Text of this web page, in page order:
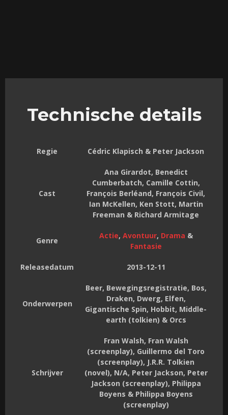
Technische details
Regie Cédric Klapisch & Peter Jackson
Cast
Ana Girardot, Benedict
Cumberbatch, Camille Cottin,
François Berléand, François Civil,
Ian McKellen, Ken Stott, Martin
Freeman & Richard Armitage
Genre
Actie, Avontuur, Drama &
Fantasie
Releasedatum 2013-12-11
Onderwerpen
Beer, Bewegingsregistratie, Bos,
Draken, Dwerg, Elfen,
Gigantische Spin, Hobbit, Middle-
earth (tolkien) & Orcs
Schrijver
Fran Walsh, Fran Walsh
(screenplay), Guillermo del Toro
(screenplay), J.R.R. Tolkien
(novel), N/A, Peter Jackson, Peter
Jackson (screenplay), Philippa
Boyens & Philippa Boyens
(screenplay)